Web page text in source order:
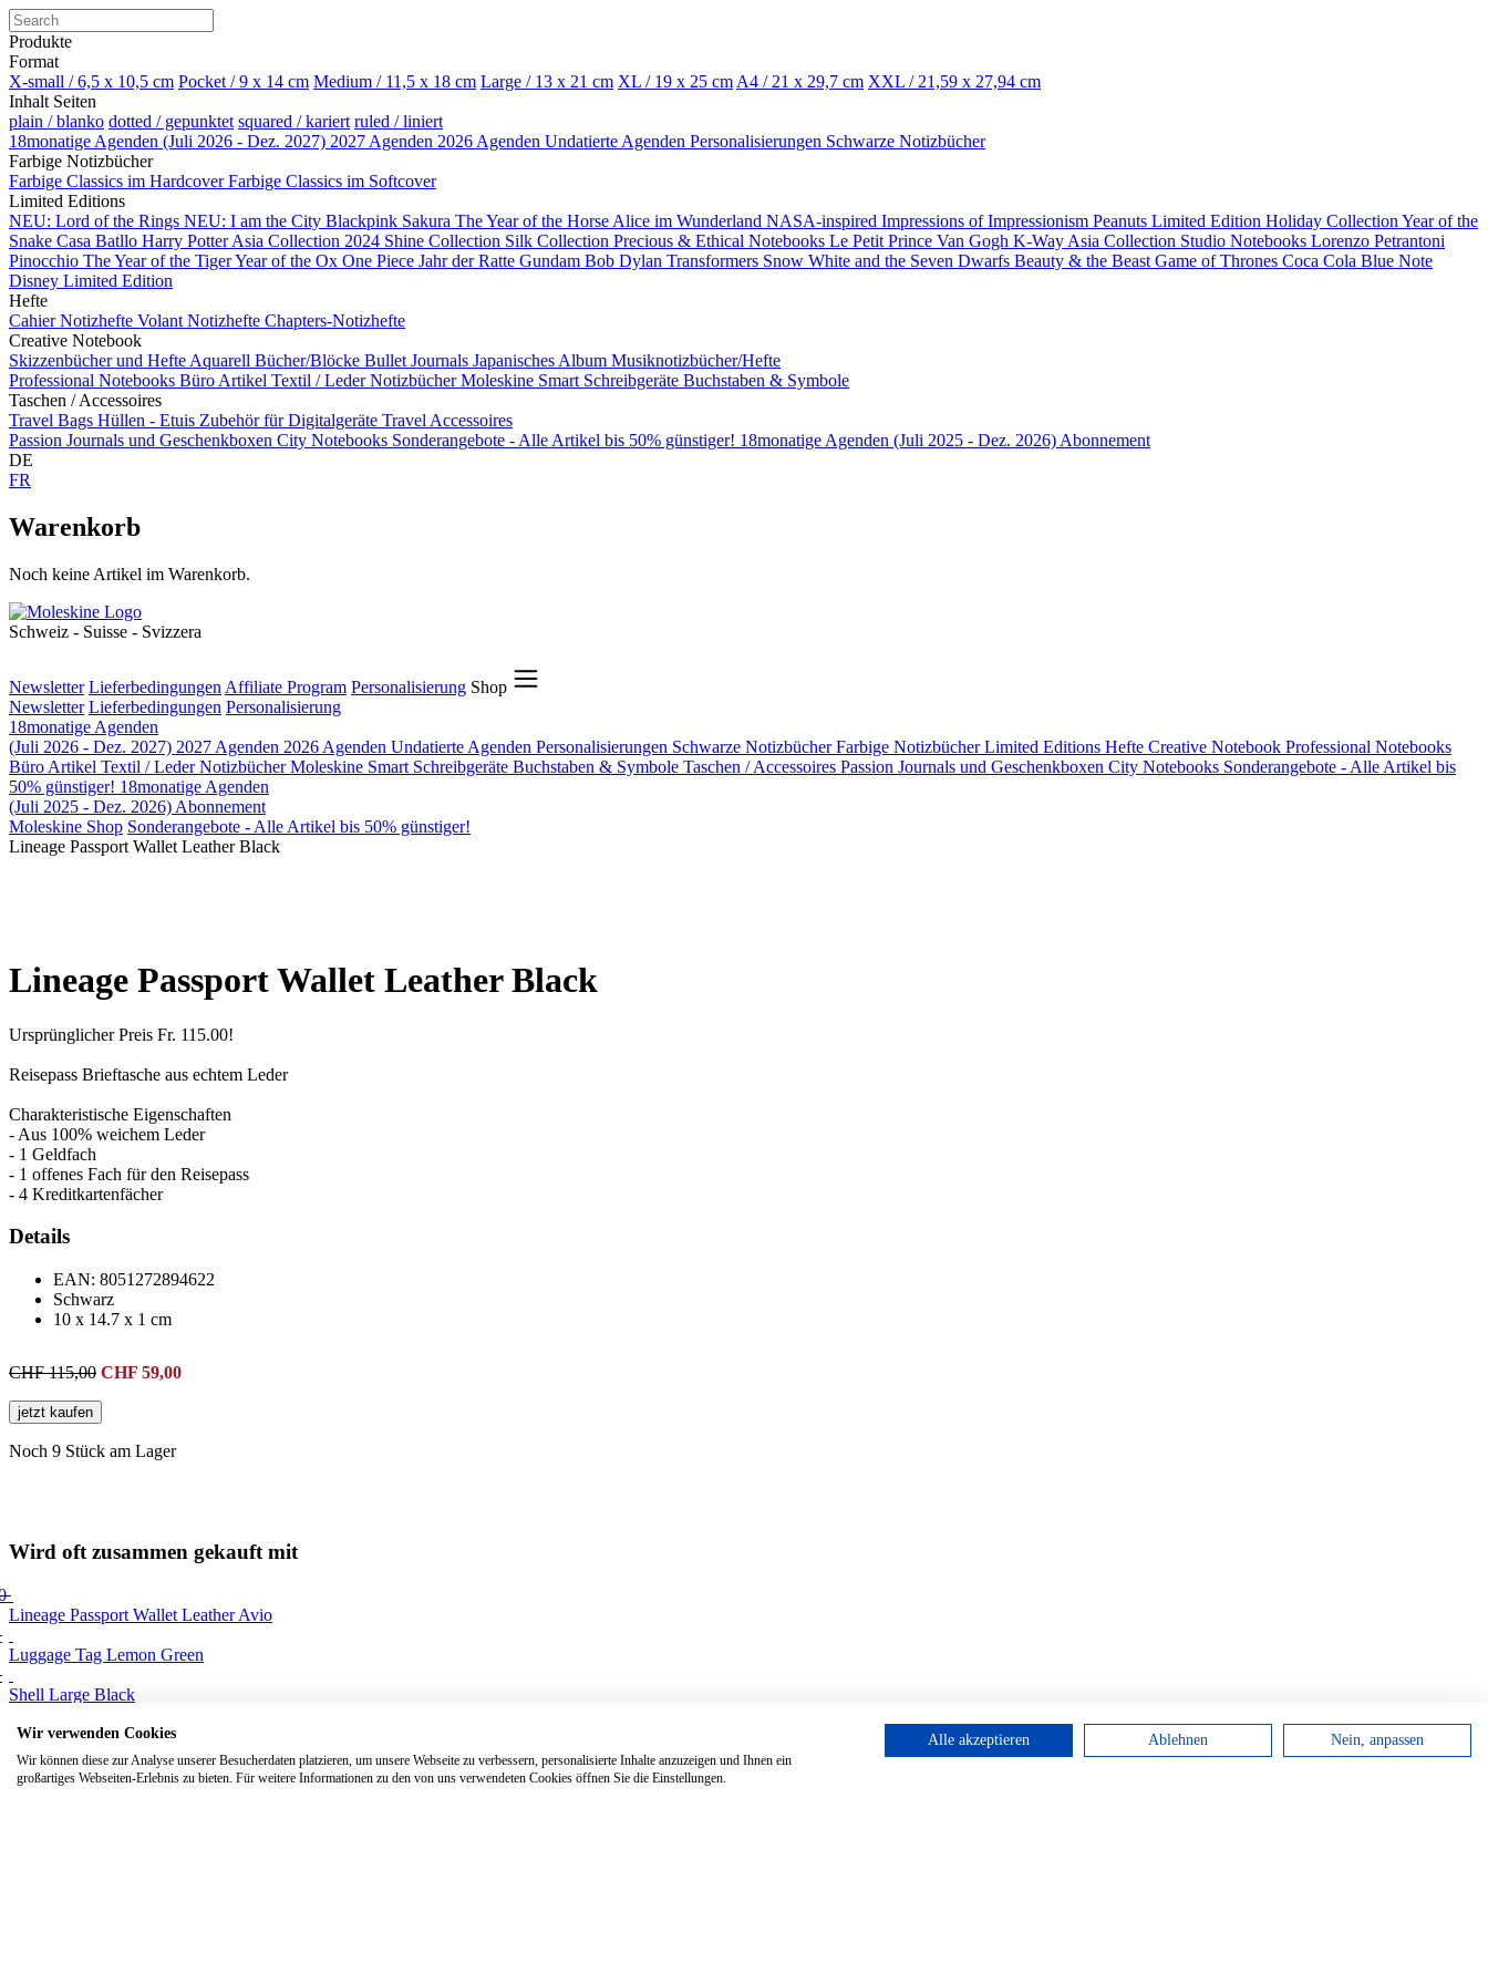
Produkte
Format
X-small / 6,5 x 10,5 cm Pocket / 9 x 14 cm Medium / 11,5 x 18 cm Large / 13 x 21 cm XL / 19 x 25 cm A4 / 21 x 29,7 cm XXL / 21,59 x 27,94 cm
Inhalt Seiten
plain / blanko dotted / gepunktet squared / kariert ruled / liniert
18monatige Agenden (Juli 2026 - Dez. 2027) 2027 Agenden 2026 Agenden Undatierte Agenden Personalisierungen Schwarze Notizbücher
Farbige Notizbücher
Farbige Classics im HardcoverFarbige Classics im Softcover
Limited Editions
NEU: Lord of the Rings NEU: I am the City Blackpink Sakura The Year of the Horse Alice im Wunderland NASA-inspired Impressions of Impressionism Peanuts Limited Edition Holiday Collection Year of the
Snake Casa Batllo Harry PotterAsia Collection 2024 Shine Collection Silk Collection Precious & Ethical Notebooks Le Petit Prince Van Gogh K-Way Asia Collection Studio Notebooks Lorenzo Petrantoni
Pinocchio The Year of the TigerYear of the Ox One Piece Jahr der Ratte Gundam Bob Dylan Transformers Snow White and the Seven Dwarfs Beauty & the Beast Game of Thrones Coca Cola Blue Note
Disney Limited Edition
Hefte
Cahier Notizhefte Volant Notizhefte Chapters-Notizhefte
Creative Notebook
Skizzenbücher und Hefte Aquarell Bücher/Blöcke Bullet Journals Japanisches Album Musiknotizbücher/Hefte
Professional Notebooks Büro Artikel Textil / Leder NotizbücherMoleskine Smart Schreibgeräte Buchstaben & Symbole
Taschen / Accessoires
Travel Bags Hüllen - Etuis Zubehör für Digitalgeräte Travel Accessoires
Passion Journals und Geschenkboxen City Notebooks Sonderangebote - Alle Artikel bis 50% günstiger! 18monatige Agenden (Juli 2025 - Dez. 2026) Abonnement
DE
FR
Warenkorb
Noch keine Artikel im Warenkorb.
Schweiz - Suisse - Svizzera
Newsletter Lieferbedingungen Affiliate Program Personalisierung Shop
Newsletter Lieferbedingungen Personalisierung
18monatige Agenden
(Juli 2026 - Dez. 2027) 2027 Agenden 2026 Agenden Undatierte Agenden Personalisierungen Schwarze NotizbücherFarbige NotizbücherLimited Editions Hefte Creative Notebook Professional Notebooks
Büro Artikel Textil / Leder NotizbücherMoleskine Smart Schreibgeräte Buchstaben & Symbole Taschen / Accessoires Passion Journals und Geschenkboxen City Notebooks Sonderangebote - Alle Artikel bis
50% günstiger! 18monatige Agenden
(Juli 2025 - Dez. 2026) Abonnement
Moleskine Shop Sonderangebote - Alle Artikel bis 50% günstiger!
Lineage Passport Wallet Leather Black
Lineage Passport Wallet Leather Black
Ursprünglicher Preis Fr. 115.00!
Reisepass Brieftasche aus echtem Leder
Charakteristische Eigenschaften
- Aus 100% weichem Leder
- 1 Geldfach
- 1 offenes Fach für den Reisepass
- 4 Kreditkartenfächer
Details
EAN: 8051272894622
Schwarz
10 x 14.7 x 1 cm
CHF 115,00 CHF 59,00
jetzt kaufen
Noch 9 Stück am Lager
Wird oft zusammen gekauft mit
Lineage Passport Wallet Leather Avio
Luggage Tag Lemon Green
Shell Large Black
Wir verwenden Cookies
Wir können diese zur Analyse unserer Besucherdaten platzieren, um unsere Webseite zu verbessern, personalisierte Inhalte anzuzeigen und Ihnen ein
großartiges Webseiten-Erlebnis zu bieten. Für weitere Informationen zu den von uns verwendeten Cookies öffnen Sie die Einstellungen.
Alle akzeptieren Ablehnen Nein, anpassen